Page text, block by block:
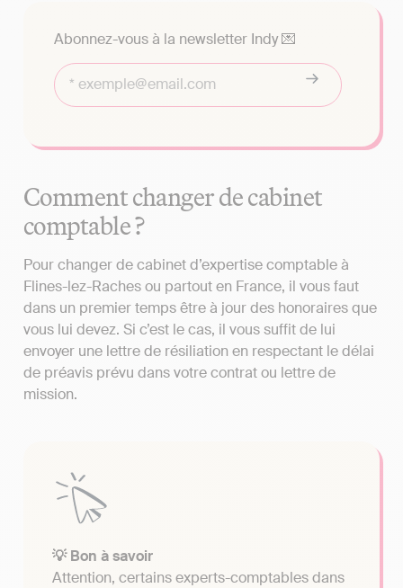
Abonnez-vous à la newsletter Indy 💌
Comment changer de cabinet
comptable ?
Pour changer de cabinet d’expertise comptable à
Flines-lez-Raches ou partout en France, il vous faut
dans un premier temps être à jour des honoraires que
vous lui devez. Si c’est le cas, il vous suffit de lui
envoyer une lettre de résiliation en respectant le délai
de préavis prévu dans votre contrat ou lettre de
mission.
💡 Bon à savoir
Attention, certains experts-comptables dans